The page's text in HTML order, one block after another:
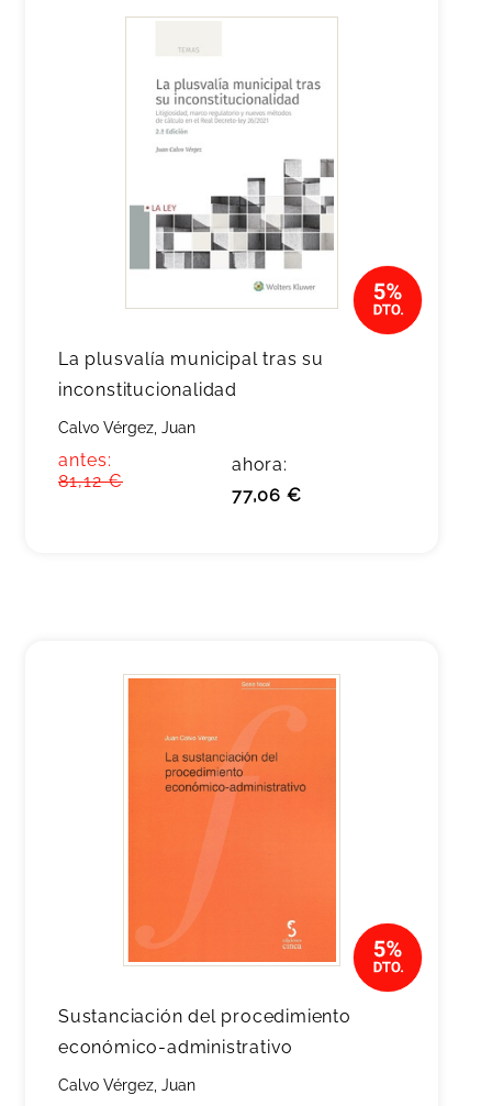
La plusvalía municipal tras su
inconstitucionalidad
Calvo Vérgez, Juan
antes:
81,12 €
ahora:
77,06 €
Sustanciación del procedimiento
económico-administrativo
Calvo Vérgez, Juan